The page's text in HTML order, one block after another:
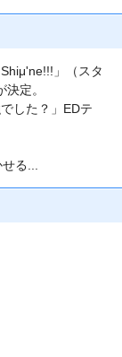
」（スタ
定。
した？」EDテ
る...